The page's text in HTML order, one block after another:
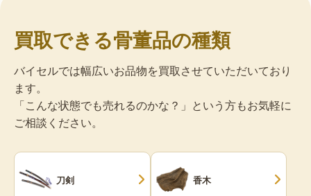
買取できる骨董品の種類
バイセルでは幅広いお品物を買取させていただいており
ます。
「こんな状態でも売れるのかな？」という方もお気軽に
ご相談ください。
刀剣 香木